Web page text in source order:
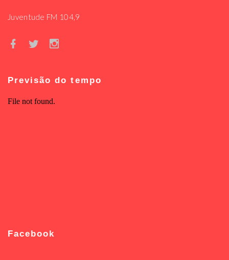
Juventude FM 104,9
Previsão do tempo
Facebook